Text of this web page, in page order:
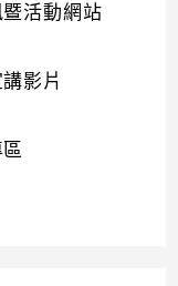
活動網站
影片